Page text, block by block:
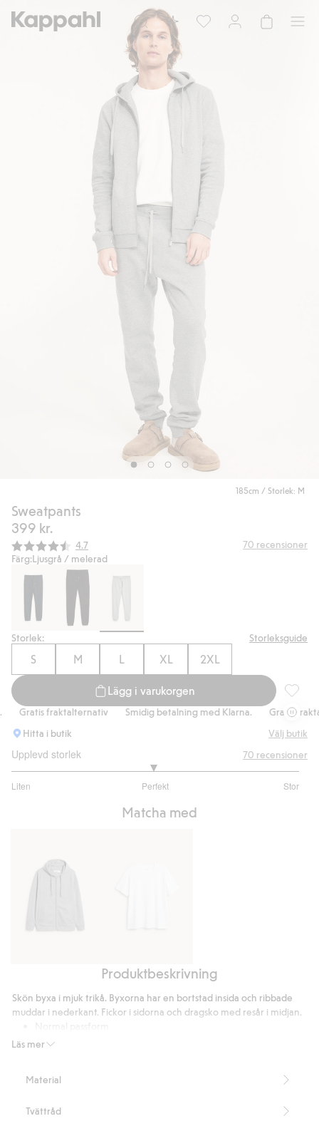
185cm / Storlek: M
Sweatpants
399 kr.
Snittbetyg:
4.7 70 recensioner
Färg:Ljusgrå / melerad
Storlek: Storleksguide
S M L XL 2XL
Lägg i varukorgen
Gratis fraktalternativ Smidig betalning med Klarna.
Gratis
Hitta i butik
Välj butik
Upplevd storlek
Liten Perfekt Stor
utav
70 recensioner
Matcha med
dragkedja
Loose
shirt
Produktbeskrivning
Läs mer
Skön byxa i mjuk trikå. Byxorna har en bortstad insida och ribbade
muddar i nederkant. Fickor i sidorna och dragsko med resår i midjan.
Innberbenslängd är 78 cm i storlek M
Material
Tvättråd